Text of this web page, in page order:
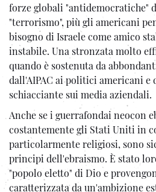
forze globali "antidemocratiche"
"terrorismo", più gli americani
bisogno di Israele come amico
instabile. Una stronzata molto
quando è sostenuta da
dall'AIPAC ai politici americani e
schiacciante sui media aziendali.
Anche se i guerrafondai neocon
costantemente gli Stati Uniti in
particolarmente religiosi, sono
principi dell'ebraismo. È stato
"popolo eletto" di Dio e
caratterizzata da un'ambizione